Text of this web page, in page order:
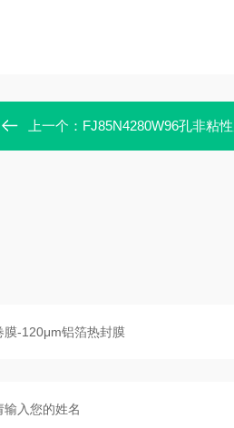
上一个： FJ85N4280W96孔非粘性穿